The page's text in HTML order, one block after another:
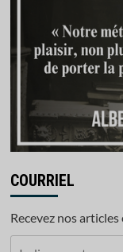
COURRIEL
Recevez nos